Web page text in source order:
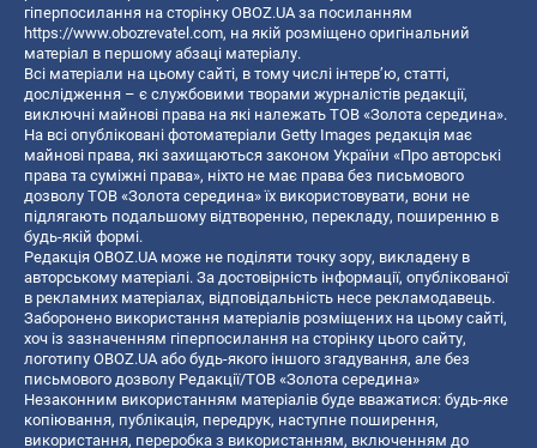
гіперпосилання на сторінку OBOZ.UA за посиланням
https://www.obozrevatel.com, на якій розміщено оригінальний
матеріал в першому абзаці матеріалу.
Всі матеріали на цьому сайті, в тому числі інтерв’ю, статті,
дослідження – є службовими творами журналістів редакції,
виключні майнові права на які належать ТОВ «Золота середина».
На всі опубліковані фотоматеріали Getty Images редакція має
майнові права, які захищаються законом України «Про авторські
права та суміжні права», ніхто не має права без письмового
дозволу ТОВ «Золота середина» їх використовувати, вони не
підлягають подальшому відтворенню, перекладу, поширенню в
будь-якій формі.
Редакція OBOZ.UA може не поділяти точку зору, викладену в
авторському матеріалі. За достовірність інформації, опублікованої
в рекламних матеріалах, відповідальність несе рекламодавець.
Заборонено використання матеріалів розміщених на цьому сайті,
хоч із зазначенням гіперпосилання на сторінку цього сайту,
логотипу OBOZ.UA або будь-якого іншого згадування, але без
письмового дозволу Редакції/ТОВ «Золота середина»
Незаконним використанням матеріалів буде вважатися: будь-яке
копiювання, публiкацiя, передрук, наступне поширення,
використання, переробка з використанням, включенням до